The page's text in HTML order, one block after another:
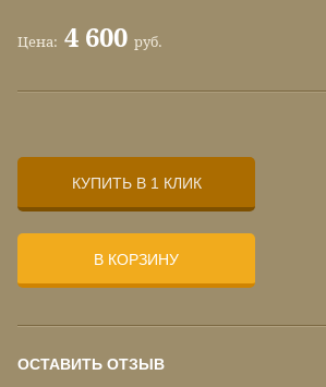
Цена: 4 600 руб.
КУПИТЬ В 1 КЛИК
В КОРЗИНУ
ОСТАВИТЬ ОТЗЫВ